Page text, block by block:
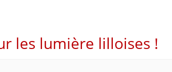
les lumière lilloises !